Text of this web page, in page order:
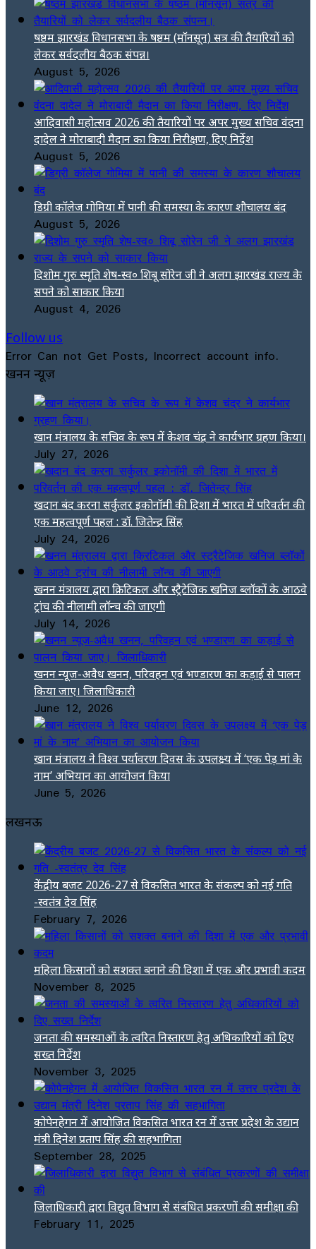
षष्ठम झारखंड विधानसभा के षष्ठम (मॉनसून) सत्र की तैयारियों को
लेकर सर्वदलीय बैठक संपन्न।
August 5, 2026
आदिवासी महोत्सव 2026 की तैयारियों पर अपर मुख्य सचिव वंदना
दादेल ने मोराबादी मैदान का किया निरीक्षण, दिए निर्देश
August 5, 2026
डिग्री कॉलेज गोमिया में पानी की समस्या के कारण शौचालय बंद
August 5, 2026
दिशोम गुरु स्मृति शेष-स्व० शिबू सोरेन जी ने अलग झारखंड राज्य के
सपने को साकार किया
August 4, 2026
Follow us
Error Can not Get Posts, Incorrect account info.
खनन न्यूज़
खान मंत्रालय के सचिव के रूप में केशव चंद्र ने कार्यभार ग्रहण किया।
July 27, 2026
खदान बंद करना सर्कुलर इकोनॉमी की दिशा में भारत में परिवर्तन की
एक महत्वपूर्ण पहल : डॉ. जितेन्द्र सिंह
July 24, 2026
खनन मंत्रालय द्वारा क्रिटिकल और स्ट्रैटेजिक खनिज ब्लॉकों के आठवे
ट्रांच की नीलामी लॉन्च की जाएगी
July 14, 2026
खनन न्यूज-अवैध खनन, परिवहन एवं भण्डारण का कड़ाई से पालन
किया जाए। जिलाधिकारी
June 12, 2026
खान मंत्रालय ने विश्व पर्यावरण दिवस के उपलक्ष्य में ‘एक पेड़ मां के
नाम’ अभियान का आयोजन किया
June 5, 2026
लखनऊ
केंद्रीय बजट 2026-27 से विकसित भारत के संकल्प को नई गति
-स्वतंत्र देव सिंह
February 7, 2026
महिला किसानों को सशक्त बनाने की दिशा में एक और प्रभावी कदम
November 8, 2025
जनता की समस्याओं के त्वरित निस्तारण हेतु अधिकारियों को दिए
सख्त निर्देश
November 3, 2025
कोपेनहेगन में आयोजित विकसित भारत रन में उत्तर प्रदेश के उद्यान
मंत्री दिनेश प्रताप सिंह की सहभागिता
September 28, 2025
जिलाधिकारी द्वारा विद्युत विभाग से संबंधित प्रकरणों की समीक्षा की
February 11, 2025